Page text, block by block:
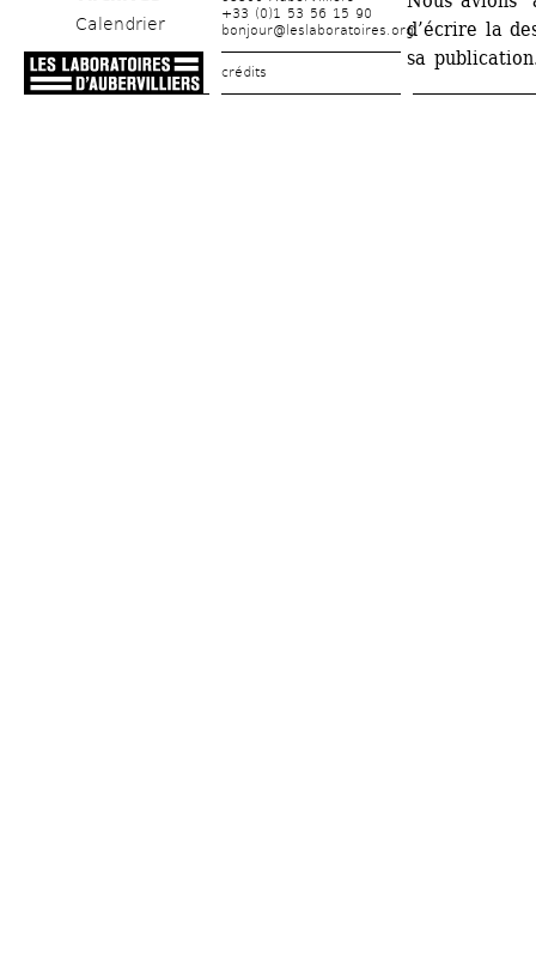
Calendrier
+33 (0)1 53 56 15 90
bonjour@leslaboratoires.org
crédits
d’écrire la
sa